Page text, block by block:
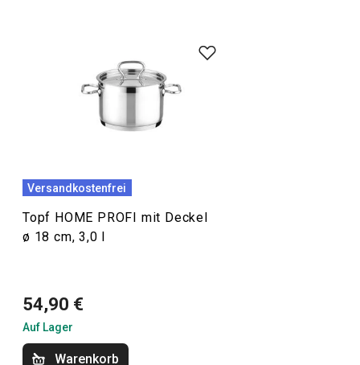
aus rostfreiem Stahl für das
Kochen zu Hause und in einer professionellen Küche. Die
HOME PROFI Produktpalette ist eine Garantie für
problemloses Kochen.
Schneiden
Kochen
Versandkostenfrei
Topf HOME PROFI mit Deckel
ø 18 cm, 3,0 l
54,90 €
Auf Lager
Warenkorb